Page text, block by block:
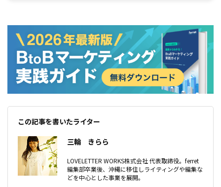
この記事を書いたライター
三輪 きらら
LOVELETTER WORKS株式会社 代表取締役。ferret
編集部卒業後、沖縄に移住しライティングや編集な
どを中心とした事業を展開。